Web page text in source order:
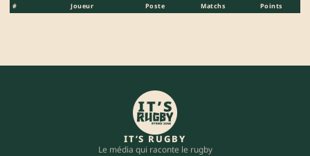
# Joueur Poste Matchs Points
IT’S RUGBY
Le média qui raconte le rugby